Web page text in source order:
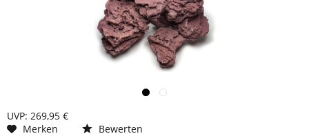
UVP: 269,95 €
Merken
Bewerten